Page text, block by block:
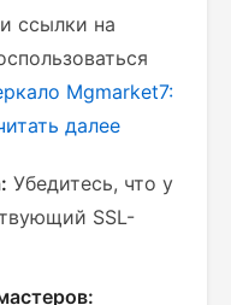
ссылки на
Mgmarket7:
далее
Убедитесь, что у
SSL-